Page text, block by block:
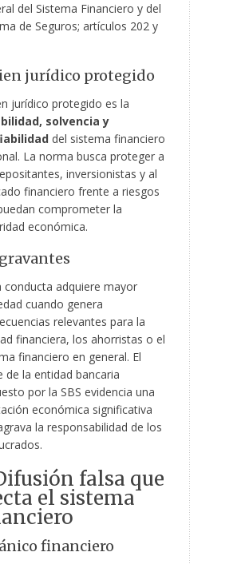
del Sistema Financiero y del
de Seguros; artículos 202 y
jurídico protegido
jurídico protegido es la
solvencia y
del sistema financiero
La norma busca proteger a
inversionistas y al
financiero frente a riesgos
comprometer la
económica.
conducta adquiere mayor
cuando genera
relevantes para la
financiera, los ahorristas o el
financiero en general. El
de la entidad bancaria
por la SBS evidencia una
económica significativa
la responsabilidad de los
falsa que
el sistema
financiero